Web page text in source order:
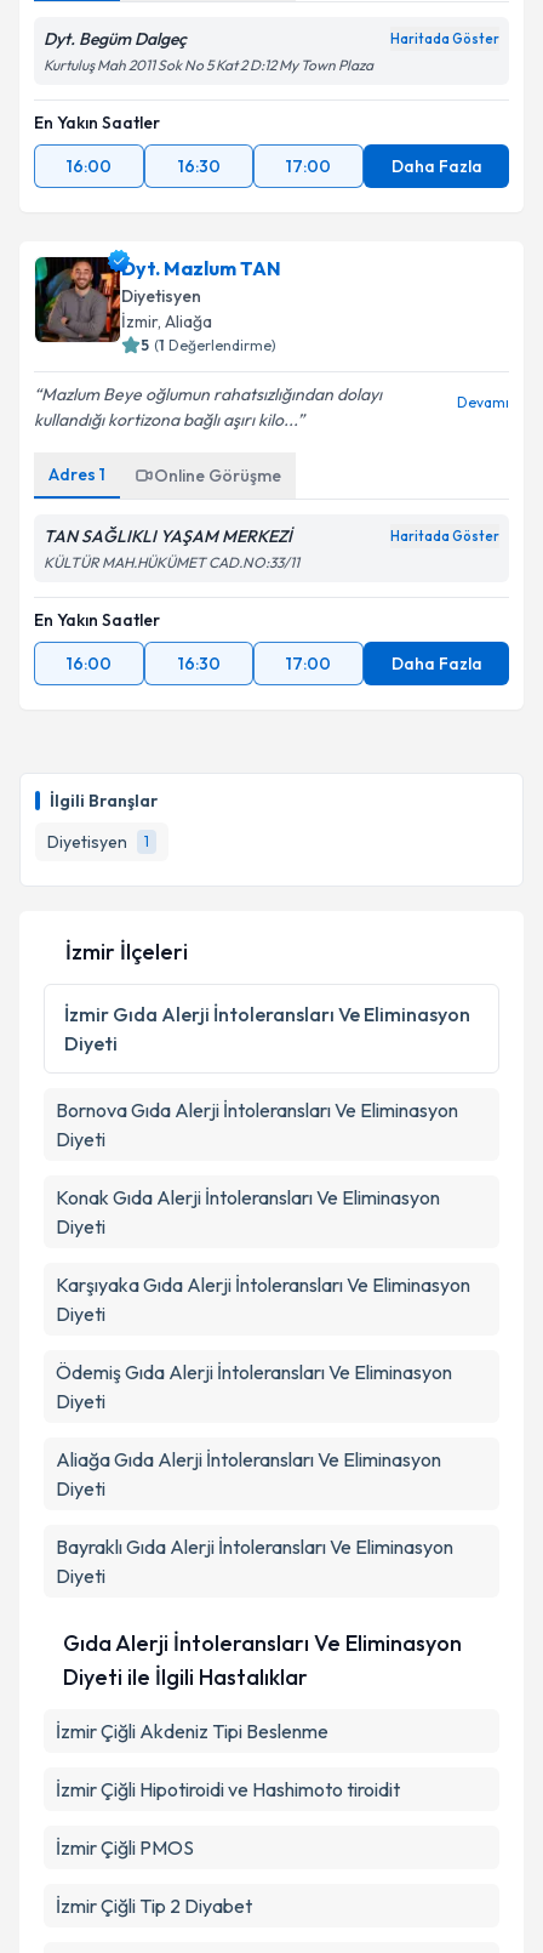
İlgili Branşlar
Diyetisyen
1
Metni'ni okudum ve kişisel verilerimin belirtilen
kapsamda işlenmesini kabul ediyorum.
Dyt. Begüm Dalgeç Haritada Göster
Kurtuluş Mah 2011 Sok No 5 Kat 2 D:12 My Town Plaza
En Yakın Saatler
16:00
16:30 17:00 Daha Fazla
Dyt. Mazlum TAN
Diyetisyen
İzmir, Aliağa
5 (1 Değerlendirme)
Mazlum Beye oğlumun rahatsızlığından dolayı
kullandığı kortizona bağlı aşırı kilo...
Devamı
Adres 1 Online Görüşme
TAN SAĞLIKLI YAŞAM MERKEZİ Haritada Göster
KÜLTÜR MAH.HÜKÜMET CAD.NO:33/11
En Yakın Saatler
16:00
16:30 17:00 Daha Fazla
İzmir İlçeleri
İzmir Gıda Alerji İntoleransları Ve Eliminasyon
Diyeti
BornovaGıda Alerji İntoleransları Ve Eliminasyon
Diyeti
Konak Gıda Alerji İntoleransları Ve Eliminasyon
Diyeti
KarşıyakaGıda Alerji İntoleransları Ve Eliminasyon
Diyeti
ÖdemişGıda Alerji İntoleransları Ve Eliminasyon
Diyeti
AliağaGıda Alerji İntoleransları Ve Eliminasyon
Diyeti
BayraklıGıda Alerji İntoleransları Ve Eliminasyon
Diyeti
Gıda Alerji İntoleransları Ve Eliminasyon
Diyeti ile İlgili Hastalıklar
İzmir Çiğli Akdeniz Tipi Beslenme
İzmir Çiğli Hipotiroidi ve Hashimoto tiroidit
İzmir Çiğli PMOS
İzmir Çiğli Tip 2 Diyabet